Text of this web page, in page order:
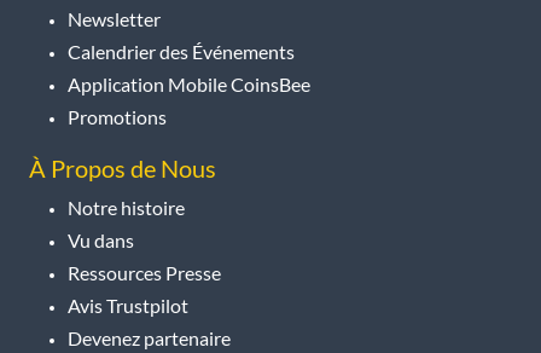
Newsletter
Calendrier des Événements
Application Mobile CoinsBee
Promotions
À Propos de Nous
Notre histoire
Vu dans
Ressources Presse
Avis Trustpilot
Devenez partenaire